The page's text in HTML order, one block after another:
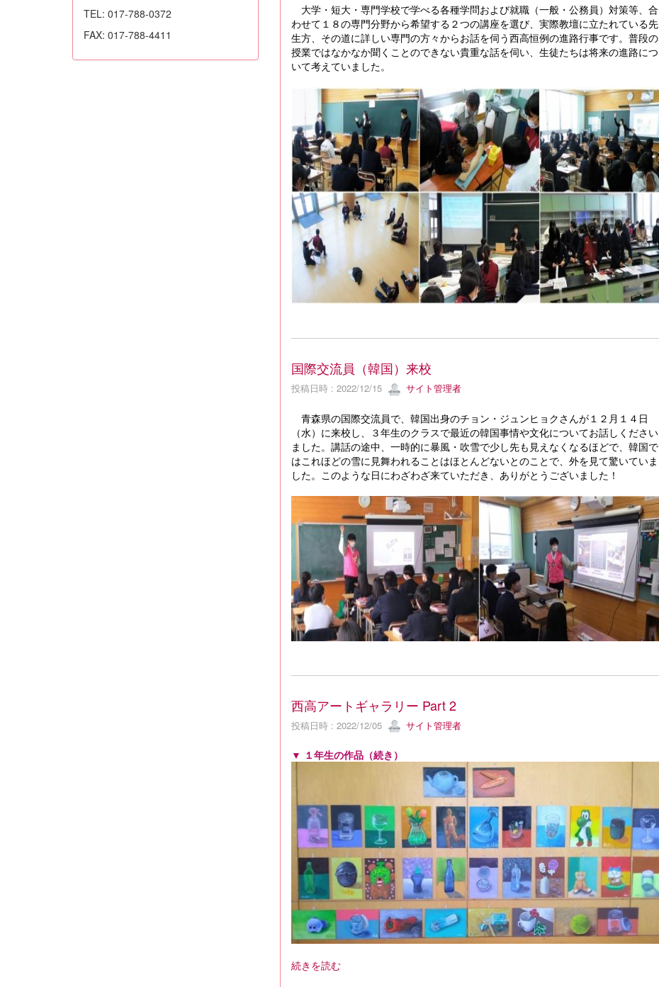
大学・短大・専門学校で学べる各種学問および就職（一般・公務員）対策等、合
わせて１８の専門分野から希望する２つの講座を選び、実際教壇に立たれている先
生方、その道に詳しい専門の方々からお話を伺う西高恒例の進路行事です。普段の
授業ではなかなか聞くことのできない貴重な話を伺い、生徒たちは将来の進路につ
いて考えていました。
国際交流員（韓国）来校
投稿日時 : 2022/12/15 サイト管理者
青森県の国際交流員で、韓国出身のチョン・ジュンヒョクさんが１２月１４日
（水）に来校し、３年生のクラスで最近の韓国事情や文化についてお話しください
ました。講話の途中、一時的に暴風・吹雪で少し先も見えなくなるほどで、韓国で
はこれほどの雪に見舞われることはほとんどないとのことで、外を見て驚いていま
した。このような日にわざわざ来ていただき、ありがとうございました！
西高アートギャラリー Part 2
投稿日時 : 2022/12/05 サイト管理者
▼ １年生の作品（続き）
続きを読む
TEL: 017-788-0372
FAX: 017-788-4411